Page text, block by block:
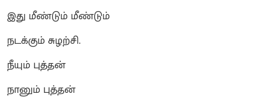
இது மீண்டும் மீண்டும்
நடக்கும் சுழற்சி.
நீயும் புத்தன்
நானும் புத்தன்